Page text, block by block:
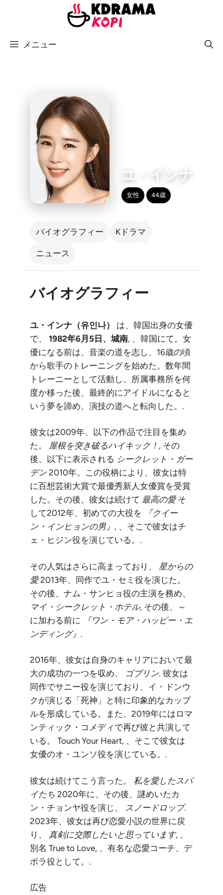
メニュー
ユ・インナ
女性 44歳
バイオグラフィー Kドラマ
ニュース
バイオグラフィー
ユ・インナ（유인나）
は、韓国出身の女優
で、 1982年6月5日、城南, 、韓国にて。女
優になる前は、音楽の道を志し、16歳の頃
から歌手のトレーニングを始めた。数年間
トレーニーとして活動し、所属事務所を何
度か移った後、最終的にアイドルになると
いう夢を諦め、演技の道へと転向した。.
彼女は2009年、以下の作品で注目を集め
た。 屋根を突き破るハイキック！ , その
後、以下に表示される シークレット・ガー
デン2010年。この役柄により、彼女は特
に百想芸術大賞で最優秀新人女優賞を受賞
した。その後、彼女は続けて 最高の愛そ
して2012年、初めての大役を
『クイー
ン・インヒョンの男』 , 、そこで彼女はチ
ェ・ヒジン役を演じている。.
その人気はさらに高まっており、 星からの
愛2013年、同作でユ・セミ役を演じた。
その後、ナム・サンヒョ役の主演を務め、
マイ・シークレット・ホテル, その後、～
に加わる前に
『ワン・モア・ハッピー・エ
ンディング』 .
2016年、彼女は自身のキャリアにおいて最
大の成功の一つを収め、 ゴブリン. 彼女は
同作でサニー役を演じており、イ・ドンウ
クが演じる「死神」と特に印象的なカップ
ルを形成している。また、2019年にはロマ
ンティック・コメディで再び彼と共演して
いる。 Touch Your Heart, 、そこで彼女は
女優のオ・ユンソ役を演じている。.
彼女は続けてこう言った。 私を愛したスパ
イたち 2020年に、その後、謎めいたカ
ン・チョンヤ役を演じ、
スノードロップ.
2023年、彼女は再び恋愛小説の世界に戻
り、 真剣に交際したいと思っています, 、
別名 True to Love, 、有名な恋愛コーチ、デ
ボラ役として。.
広告